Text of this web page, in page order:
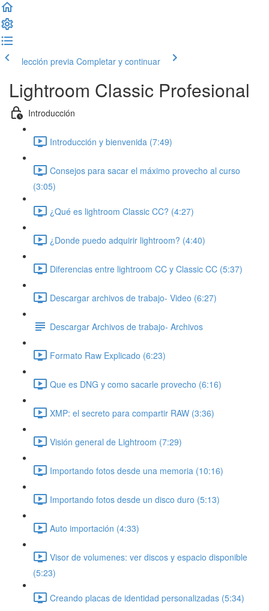
lección previa Completar y continuar
Lightroom Classic Profesional
Introducción
Introducción y bienvenida (7:49)
Consejos para sacar el máximo provecho al curso
(3:05)
¿Qué es lightroom Classic CC? (4:27)
¿Donde puedo adquirir lightroom? (4:40)
Diferencias entre lightroom CC y Classic CC (5:37)
Descargar archivos de trabajo- Video (6:27)
Descargar Archivos de trabajo- Archivos
Formato Raw Explicado (6:23)
Que es DNG y como sacarle provecho (6:16)
XMP: el secreto para compartir RAW (3:36)
Visión general de Lightroom (7:29)
Importando fotos desde una memoria (10:16)
Importando fotos desde un disco duro (5:13)
Auto importación (4:33)
Visor de volumenes: ver discos y espacio disponible
(5:23)
Creando placas de identidad personalizadas (5:34)